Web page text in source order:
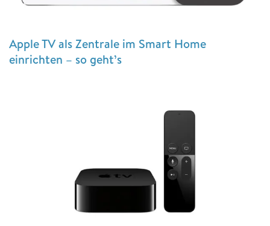
Apple TV als Zentrale im Smart Home
einrichten – so geht’s